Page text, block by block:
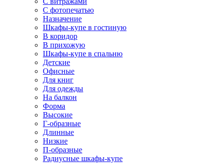
С фотопечатью
Назначение
Шкафы-купе в гостиную
В коридор
В прихожую
Шкафы-купе в спальню
Детские
Офисные
Для книг
Для одежды
На балкон
Форма
Высокие
Г-образные
Длинные
Низкие
П-образные
Радиусные шкафы-купе